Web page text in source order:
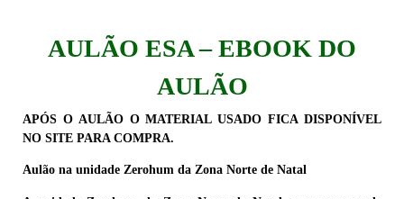
AULÃO ESA – EBOOK DO
AULÃO
APÓS O AULÃO O MATERIAL USADO FICA DISPONÍVEL
NO SITE PARA COMPRA.
Aulão na unidade Zerohum da Zona Norte de Natal